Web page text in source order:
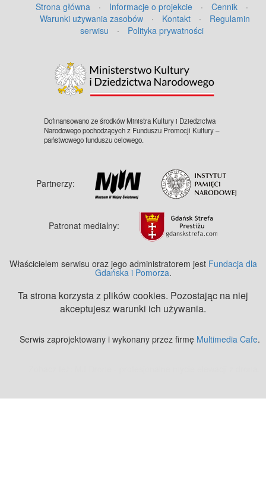
Strona główna · Informacje o projekcie · Cennik
·
Warunki używania zasobów
· Kontakt ·
Regulamin
serwisu
· Polityka prywatności
Dofinansowano ze środków Ministra Kultury i Dziedzictwa
Narodowego pochodzących z Funduszu Promocji Kultury –
państwowego funduszu celowego.
Partnerzy:
Patronat medialny:
Właścicielem serwisu oraz jego administratorem jest Fundacja dla
Gdańska i Pomorza.
Ta strona korzysta z plików cookies. Pozostając na niej
akceptujesz warunki ich używania.
Serwis zaprojektowany i wykonany przez firmę Multimedia Cafe.